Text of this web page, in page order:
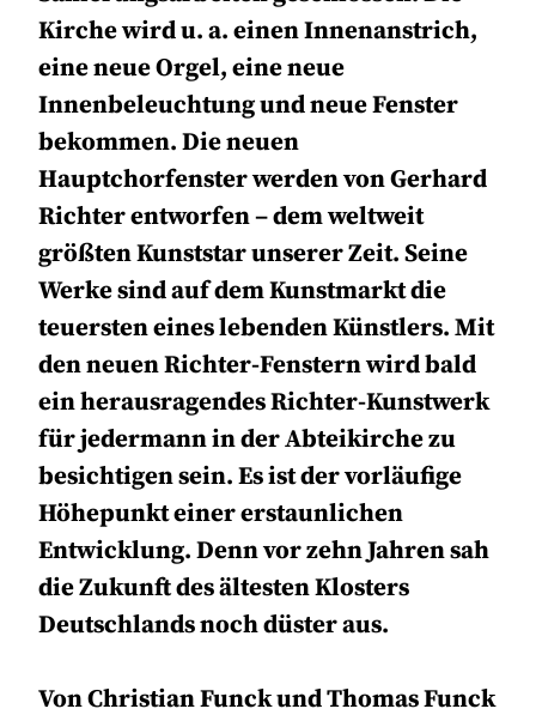
Kirche wird u. a. einen Innenanstrich,
eine neue Orgel, eine neue
Innenbeleuchtung und neue Fenster
bekommen. Die neuen
Hauptchorfenster werden von Gerhard
Richter entworfen – dem weltweit
größten Kunststar unserer Zeit. Seine
Werke sind auf dem Kunstmarkt die
teuersten eines lebenden Künstlers. Mit
den neuen Richter-Fenstern wird bald
ein herausragendes Richter-Kunstwerk
für jedermann in der Abteikirche zu
besichtigen sein. Es ist der vorläufige
Höhepunkt einer erstaunlichen
Entwicklung. Denn vor zehn Jahren sah
die Zukunft des ältesten Klosters
Deutschlands noch düster aus.
Von Christian Funck und Thomas Funck